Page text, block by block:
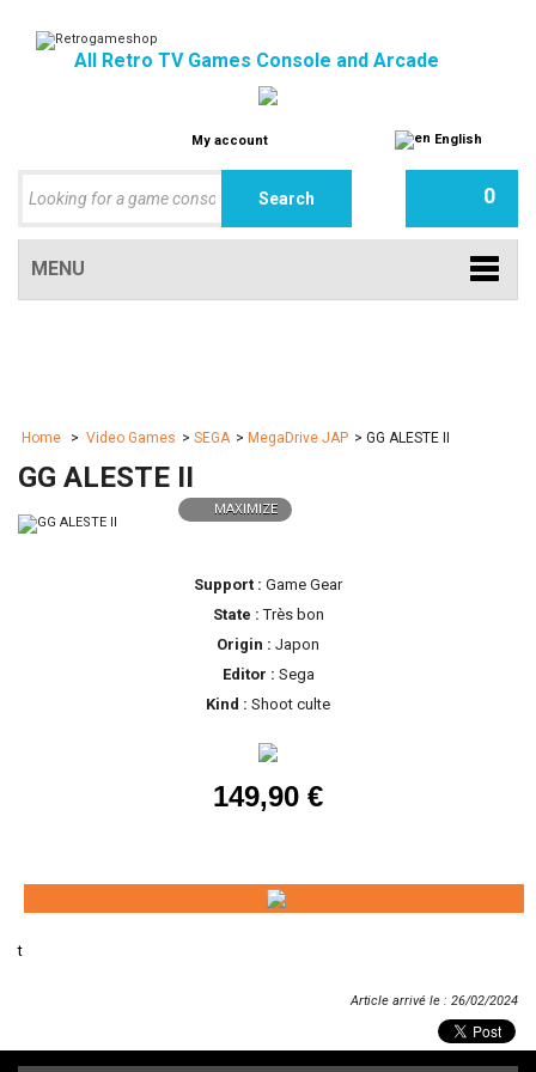
All Retro TV Games Console and Arcade
My account English
0
MENU
Home > Video Games > SEGA > MegaDrive JAP > GG ALESTE II
GG ALESTE II
MAXIMIZE
Support : Game Gear
State :Très bon
Origin : Japon
Editor : Sega
Kind : Shoot culte
149,90 €
t
Article arrivé le : 26/02/2024